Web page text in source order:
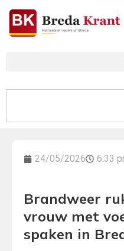
24/05/2026 6:33
Brandweer
vrouw met
spaken in